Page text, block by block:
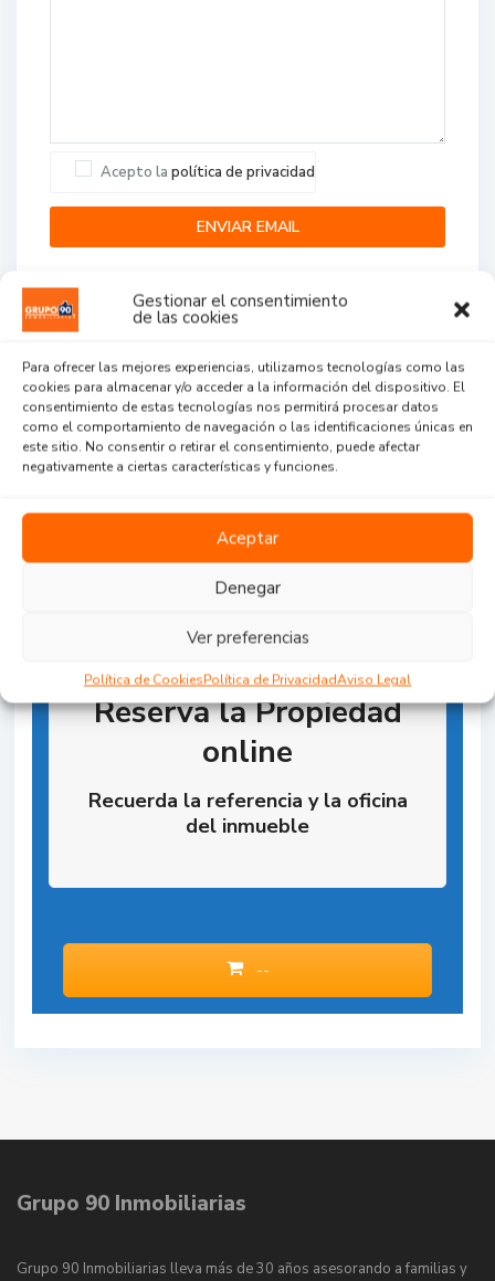
Gestionar el consentimiento
de las cookies
Para ofrecer las mejores experiencias, utilizamos tecnologías como las
cookies para almacenar y/o acceder a la información del dispositivo. El
consentimiento de estas tecnologías nos permitirá procesar datos
como el comportamiento de navegación o las identificaciones únicas en
este sitio. No consentir o retirar el consentimiento, puede afectar
negativamente a ciertas características y funciones.
Aceptar
Denegar
Ver preferencias
Política de CookiesPolítica de PrivacidadAviso Legal
Acepto la política de privacidad
Agent Reviews
...
Reserva la Propiedad
online
Recuerda la referencia y la oficina
del inmueble
--
Grupo 90 Inmobiliarias
Grupo 90 Inmobiliarias lleva más de 30 años asesorando a familias y